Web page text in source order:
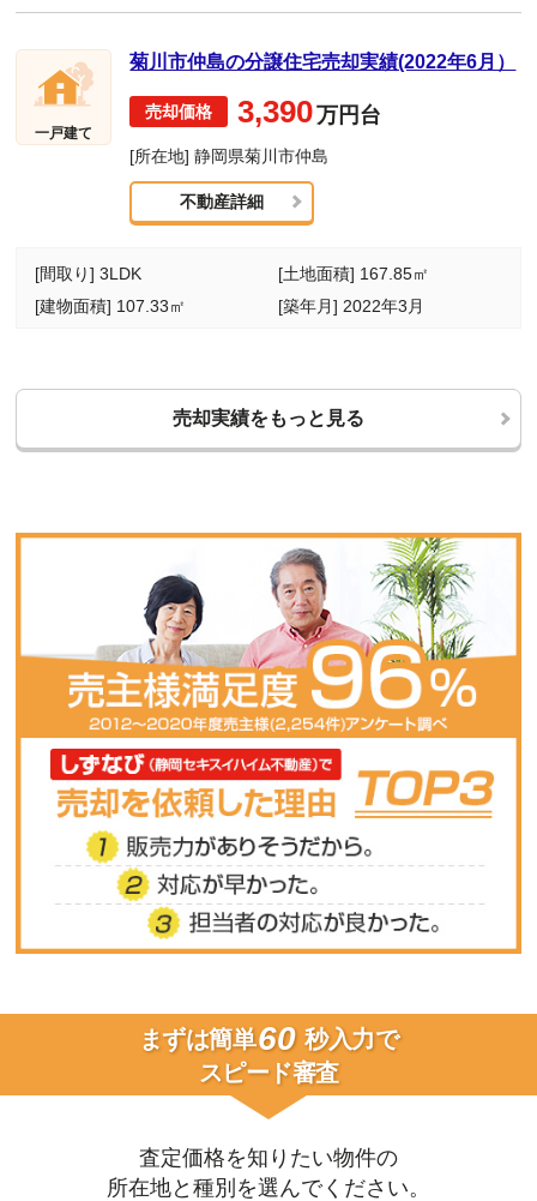
一戸建て
菊川市仲島の分譲住宅売却実績(2022年6月）
3,390万円台
[所在地] 静岡県菊川市仲島
不動産詳細
[間取り] 3LDK
[土地面積] 167.85㎡
[建物面積] 107.33㎡
[築年月] 2022年3月
売却実績をもっと見る
まずは簡単60 秒入力で
スピード審査
査定価格を知りたい物件の
所在地と種別を選んでください。